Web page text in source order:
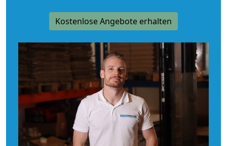
Kostenlose Angebote erhalten